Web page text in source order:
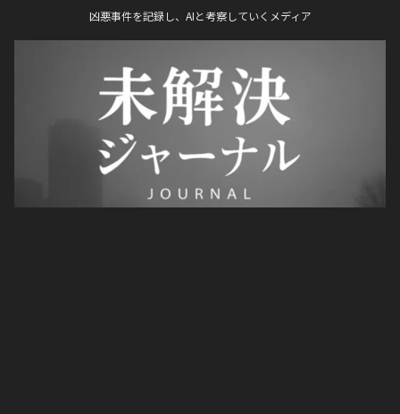
凶悪事件を記録し、AIと考察していくメディア